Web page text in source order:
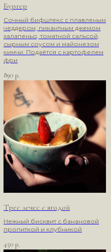
Бургер
Сочный бифштекс с плавленым
чеддером, пикантным джемом
халапеньо, томатной сальсой,
сырным соусом и майонезом
кимчи. Подаётся с картофелем
фри
890 р.
Трес лечес с ягодой
Нежный бисквит с банановой
пропиткой и клубникой
450 р.